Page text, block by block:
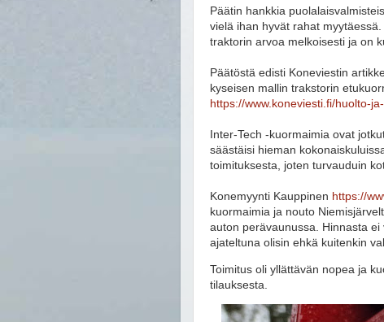
Päätin hankkia
vielä ihan hyvät rahat
traktorin arvoa melkoisesti ja on
Päätöstä edisti Koneviestin
kyseisen mallin trakstorin
https://www.koneviesti.fi/huolto-
Inter-Tech -kuormaimia ovat
säästäisi hieman
toimituksesta, joten turvauduin
Konemyynti Kauppinen https://
kuormaimia ja nouto
auton perävaunussa. Hinnasta
ajateltuna olisin ehkä kuitenkin
Toimitus oli yllättävän nopea ja
tilauksesta.